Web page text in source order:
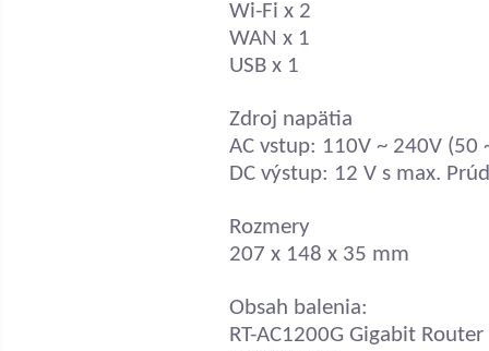
Wi-Fi x 2
WAN x 1
USB x 1
Zdroj napätia
AC vstup: 110V ~ 240V (50
DC výstup: 12 V s max.
Rozmery
207 x 148 x 35 mm
Obsah balenia:
RT-AC1200G Gigabit Router